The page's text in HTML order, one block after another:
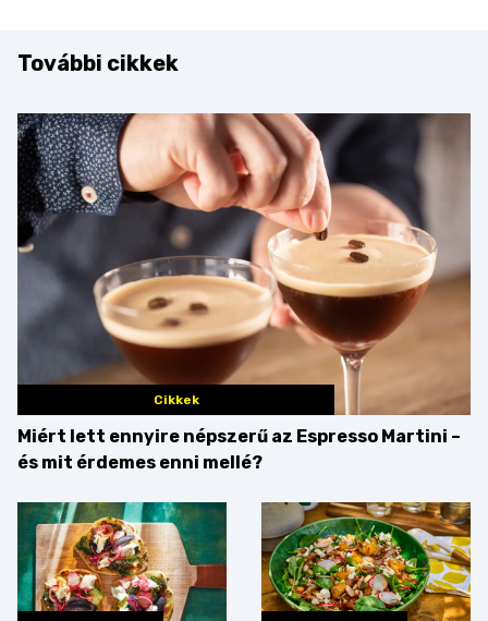
További cikkek
Cikkek
Miért lett ennyire népszerű az Espresso Martini –
és mit érdemes enni mellé?